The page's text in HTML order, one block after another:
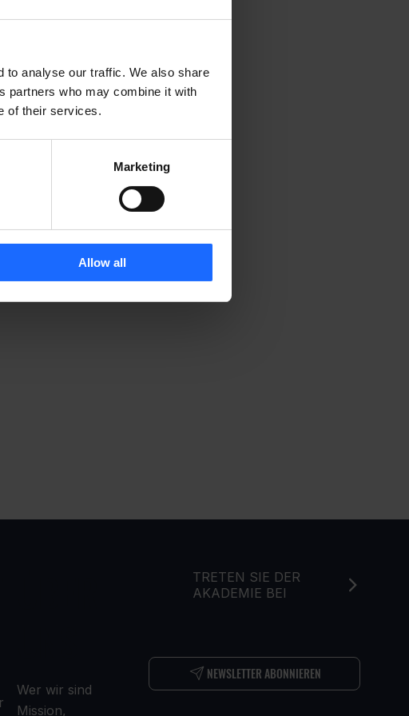
to analyse our traffic. We also share
partners who may combine it with
of their services.
Marketing
Allow all
TRETEN SIE DER
AKADEMIE BEI
NEWSLETTER ABONNIEREN
Wer wir sind
Mission,